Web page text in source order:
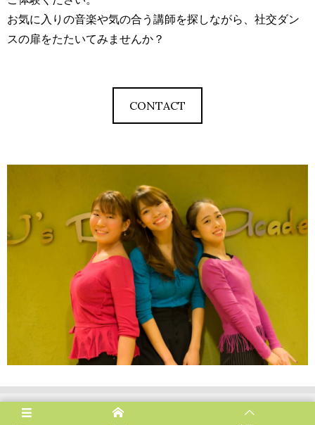
お気に入りの音楽や気の合う講師を探しながら、社交ダン
スの扉をたたいてみませんか？
CONTACT